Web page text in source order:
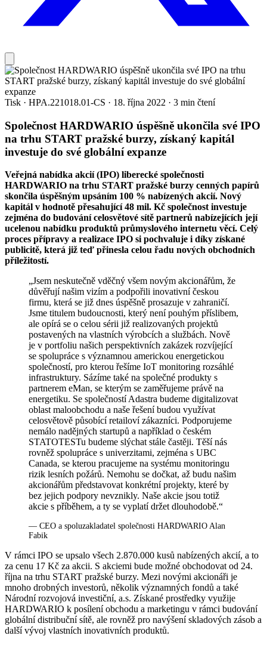
Tisk · HPA.221018.01-CS · 18. října 2022 · 3 min čtení
Společnost HARDWARIO úspěšně ukončila své IPO
na trhu START pražské burzy, získaný kapitál
investuje do své globální expanze
Veřejná nabídka akcií (IPO) liberecké společnosti
HARDWARIO na trhu START pražské burzy cenných papírů
skončila úspěšným upsáním 100 % nabízených akcií. Nový
kapitál v hodnotě přesahující 48 mil. Kč společnost investuje
zejména do budování celosvětové sítě partnerů nabízejících její
ucelenou nabídku produktů průmyslového internetu věcí. Celý
proces přípravy a realizace IPO si pochvaluje i díky získané
publicitě, která již teď přinesla celou řadu nových obchodních
příležitostí.
„Jsem neskutečně vděčný všem novým akcionářům, že
důvěřují našim vizím a podpořili inovativní českou
firmu, která se již dnes úspěšně prosazuje v zahraničí.
Jsme titulem budoucnosti, který není pouhým příslibem,
ale opírá se o celou sérii již realizovaných projektů
postavených na vlastních výrobcích a službách. Nově
je v portfoliu našich perspektivních zakázek rozvíjející
se spolupráce s významnou americkou energetickou
společností, pro kterou řešíme IoT monitoring rozsáhlé
infrastruktury. Sázíme také na společné produkty s
partnerem eMan, se kterým se zaměřujeme právě na
energetiku. Se společností Adastra budeme digitalizovat
oblast maloobchodu a naše řešení budou využívat
celosvětově působící retailoví zákazníci. Podporujeme
nemálo nadějných startupů a například o českém
STATOTESTu budeme slýchat stále častěji. Těší nás
rovněž spolupráce s univerzitami, zejména s UBC
Canada, se kterou pracujeme na systému monitoringu
rizik lesních požárů. Nemohu se dočkat, až budu našim
akcionářům představovat konkrétní projekty, které by
bez jejich podpory nevznikly. Naše akcie jsou totiž
akcie s příběhem, a ty se vyplatí držet dlouhodobě.“
— CEO a spoluzakladatel společnosti HARDWARIO Alan
Fabik
V rámci IPO se upsalo všech 2.870.000 kusů nabízených akcií, a to
za cenu 17 Kč za akcii. S akciemi bude možné obchodovat od 24.
října na trhu START pražské burzy. Mezi novými akcionáři je
mnoho drobných investorů, několik významných fondů a také
Národní rozvojová investiční, a.s. Získané prostředky využije
HARDWARIO k posílení obchodu a marketingu v rámci budování
globální distribuční sítě, ale rovněž pro navýšení skladových zásob a
další vývoj vlastních inovativních produktů.